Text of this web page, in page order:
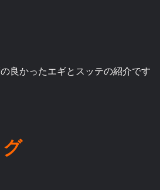
良かったエギとスッテの紹介です